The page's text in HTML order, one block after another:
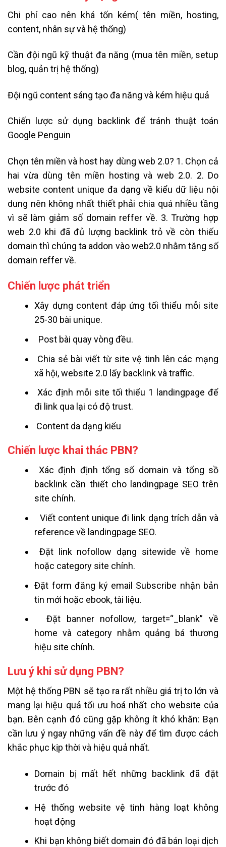
Chi phí cao nên khá tốn kém( tên miền, hosting,
content, nhân sự và hệ thống)
Cần đội ngũ kỹ thuật đa năng (mua tên miền, setup
blog, quản trị hệ thống)
Đội ngũ content sáng tạo đa năng và kém hiệu quả
Chiến lược sử dụng backlink để tránh thuật toán
Google Penguin
Chọn tên miền và host hay dùng web 2.0? 1. Chọn cả
hai vừa dùng tên miền hosting và web 2.0. 2. Do
website content unique đa dạng về kiểu dữ liệu nội
dung nên không nhất thiết phải chia quá nhiều tầng
vì sẽ làm giảm số domain reffer về. 3. Trường hợp
web 2.0 khi đã đủ lượng backlink trỏ về còn thiếu
domain thì chúng ta addon vào web2.0 nhằm tăng số
domain reffer về.
Chiến lược phát triển
Xây dựng content đáp ứng tối thiểu mỗi site
25-30 bài unique.
Post bài quay vòng đều.
Chia sẻ bài viết từ site vệ tinh lên các mạng
xã hội, website 2.0 lấy backlink và traffic.
Xác định mỗi site tối thiểu 1 landingpage để
đi link qua lại có độ trust.
Content da dạng kiểu
Chiến lược khai thác PBN?
Xác định định tổng số domain và tổng sồ
backlink cần thiết cho landingpage SEO trên
site chính.
Viết content unique đi link dạng trích dẫn và
reference về landingpage SEO.
Đặt link nofollow dạng sitewide về home
hoặc category site chính.
Đặt form đăng ký email Subscribe nhận bản
tin mới hoặc ebook, tài liệu.
Đặt banner nofollow, target=“_blank” về
home và category nhằm quảng bá thương
hiệu site chính.
Lưu ý khi sử dụng PBN?
Một hệ thống PBN sẽ tạo ra rất nhiều giá trị to lớn và
mang lại hiệu quả tối ưu hoá nhất cho website của
bạn. Bên cạnh đó cũng gặp không ít khó khăn: Bạn
cần lưu ý ngay những vấn đề này để tìm được cách
khắc phục kịp thời và hiệu quả nhất.
Domain bị mất hết những backlink đã đặt
trước đó
Hệ thống website vệ tinh hàng loạt không
hoạt động
Khi bạn không biết domain đó đã bán loại dịch